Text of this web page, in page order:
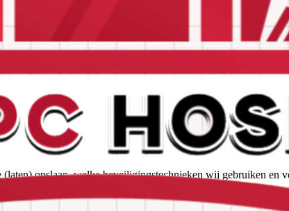
dienstverlening van GSM en PC Hospital. De
versies. Dit privacybeleid beschrijft welke gegevens
met derden kunnen worden gedeeld. Ook leggen wij aan u
door u aan ons verstrekte persoonsgegevens.
voor privacyzaken, u vindt de contactgegevens aan het
opslaan, welke beveiligingstechnieken wij gebruiken en